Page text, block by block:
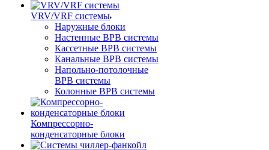
VRV/VRF системы
Наружные блоки
Настенные ВРВ системы
Кассетные ВРВ системы
Канальные ВРВ системы
Напольно-потолочные
ВРВ системы
Колонные ВРВ системы
Компрессорно-
конденсаторные блоки